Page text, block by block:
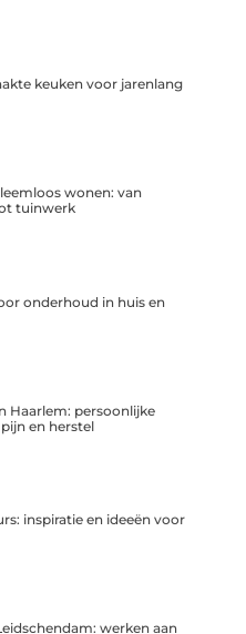
keuken voor jarenlang
wonen: van
tuinwerk
onderhoud in huis en
Haarlem: persoonlijke
en herstel
inspiratie en ideeën voor
werken aan